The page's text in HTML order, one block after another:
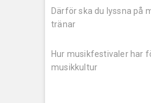
post:
Därför ska du lyssna på
tränar
post:
Hur musikfestivaler har
musikkultur